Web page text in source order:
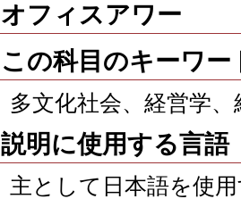
オフィスアワー
この科目のキーワー
多文化社会、経営学、
説明に使用する言語
主として日本語を使